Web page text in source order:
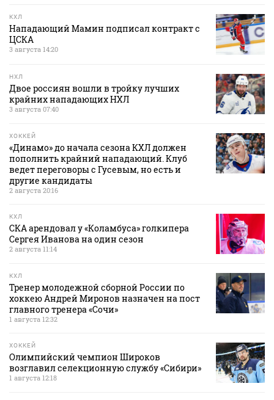
КХЛ
Нападающий Мамин подписал контракт с
ЦСКА
3 августа 14:20
НХЛ
Двое россиян вошли в тройку лучших
крайних нападающих НХЛ
3 августа 07:40
ХОККЕЙ
«Динамо» до начала сезона КХЛ должен
пополнить крайний нападающий. Клуб
ведет переговоры с Гусевым, но есть и
другие кандидаты
2 августа 20:16
КХЛ
СКА арендовал у «Коламбуса» голкипера
Сергея Иванова на один сезон
2 августа 11:14
КХЛ
Тренер молодежной сборной России по
хоккею Андрей Миронов назначен на пост
главного тренера «Сочи»
1 августа 12:32
ХОККЕЙ
Олимпийский чемпион Широков
возглавил селекционную службу «Сибири»
1 августа 12:18